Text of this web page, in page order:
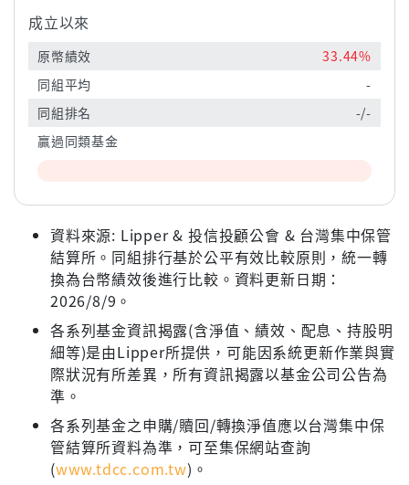
成立以來
原幣績效
33.44%
同組平均
-
同組排名
-/-
贏過同類基金
資料來源: Lipper & 投信投顧公會 & 台灣集中保管
結算所。同組排行基於公平有效比較原則，統一轉
換為台幣績效後進行比較。資料更新日期：
2026/8/9。
各系列基金資訊揭露(含淨值、績效、配息、持股明
細等)是由Lipper所提供，可能因系統更新作業與實
際狀況有所差異，所有資訊揭露以基金公司公告為
準。
各系列基金之申購/贖回/轉換淨值應以台灣集中保
管結算所資料為準，可至集保網站查詢
(www.tdcc.com.tw)。